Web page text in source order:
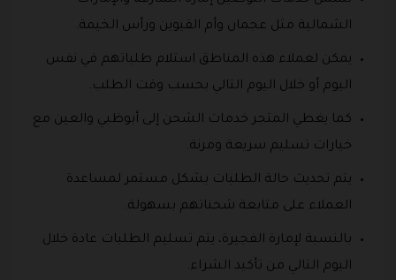
الشمالية مثل عجمان وأم القيوين ورأس الخيمة.
يمكن لعملاء هذه المناطق استلام طلباتهم في نفس
اليوم أو خلال اليوم التالي بحسب وقت الطلب.
كما يغطي المتجر خدمات الشحن إلى أبوظبي والعين مع
خيارات تسليم سريعة ومرنة.
يتم تحديث حالة الطلبات بشكل مستمر لمساعدة
العملاء على متابعة شحناتهم بسهولة.
بالنسبة لإمارة الفجيرة، يتم تسليم الطلبات عادة خلال
اليوم التالي من تأكيد الشراء.